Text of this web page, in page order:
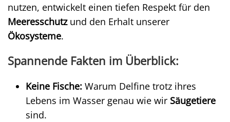
nutzen, entwickelt einen tiefen Respekt für den
Meeresschutzund den Erhalt unserer
Ökosysteme.
Spannende Fakten im Überblick:
Keine Fische: Warum Delfine trotz ihres
Lebens im Wasser genau wie wir Säugetiere
sind.